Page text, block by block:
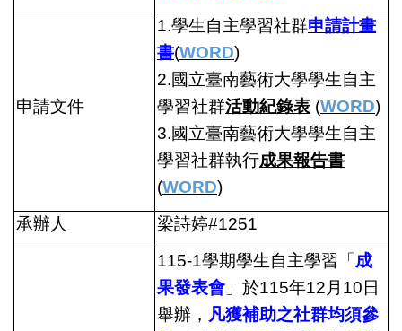
申請文件
1.學生自主學習社群申請計畫
書(WORD)
2.國立臺南藝術大學學生自主
學習社群活動紀錄表 (WORD)
3.國立臺南藝術大學學生自主
學習社群執行成果報告書
(WORD)
承辦人
梁詩婷#1251
115-1學期學生自主學習「 成
果發表會 」於115年12月10日
舉辦， 凡獲補助之社群均須參